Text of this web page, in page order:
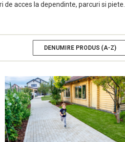
acces la dependinte, parcuri si piete.